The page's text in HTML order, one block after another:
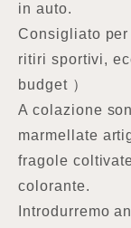
in auto.
Consigliato
ritiri sportivi,
budget ）
A colazione
marmellate
fragole
colorante.
Introdurremo